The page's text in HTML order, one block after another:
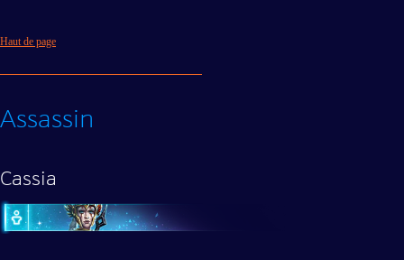
Haut de page
Assassin
Cassia